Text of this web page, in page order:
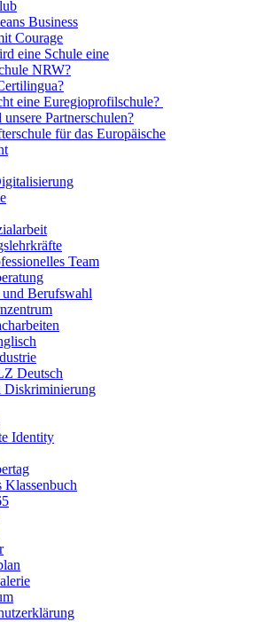
Business
Courage
eine Schule eine
NRW?
eine Euregioprofilschule?
unsere Partnerschulen?
für das Europäische
Team
und Berufswahl
Deutsch
Diskriminierung
Identity
Klassenbuch